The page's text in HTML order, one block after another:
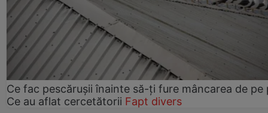
Ce fac pescărușii înainte să-ți fure mâncarea de pe
Ce au aflat cercetătorii Fapt divers